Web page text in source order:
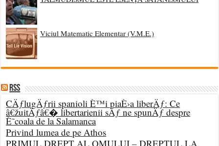
Viciul Matematic Elementar (V.M.E.)
RSS
CÄƒlugÄƒrii spanioli È™i piaÈ›a liberÄƒ: Ce
â€žuitÄƒâ€� libertarienii sÄƒ ne spunÄƒ despre
È˜coala de la Salamanca
Privind lumea de pe Athos
PRIMUL DREPT AL OMULUI – DREPTUL LA